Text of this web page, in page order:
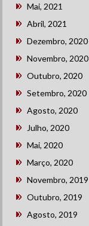
Mai, 2021
Abril, 2021
Dezembro, 2020
Novembro, 2020
Outubro, 2020
Setembro, 2020
Agosto, 2020
Julho, 2020
Mai, 2020
Março, 2020
Novembro, 2019
Outubro, 2019
Agosto, 2019